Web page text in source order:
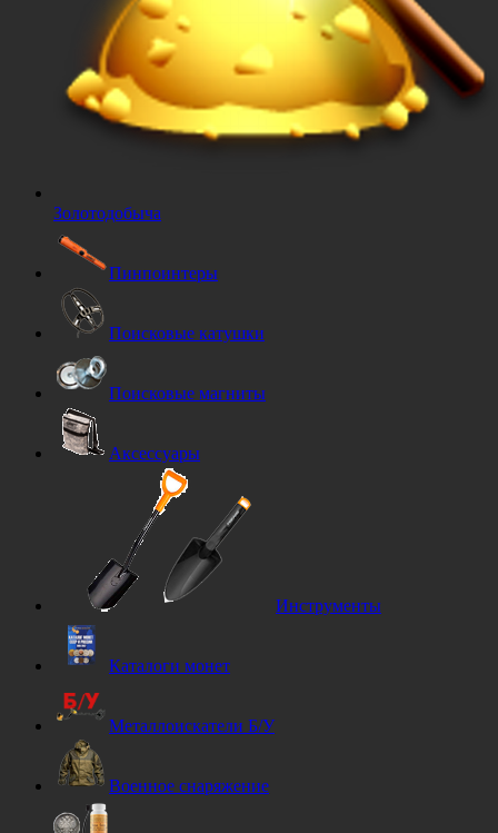
Золотодобыча
Пинпоинтеры
Поисковые катушки
Поисковые магниты
Аксессуары
Инструменты
Каталоги монет
Металлоискатели Б/У
Военное снаряжение